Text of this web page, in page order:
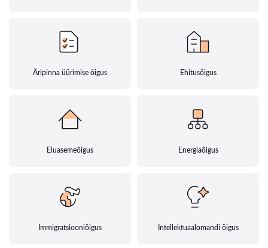
Äripinna üürimise õigus Ehitusõigus
Eluasemeõigus Energiaõigus
Immigratsiooniõigus Intellektuaalomandi õigus